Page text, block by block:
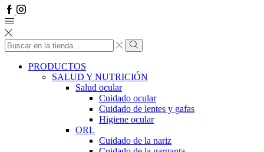
Facebook
Instagram
Search
input
Search
PRODUCTOS
SALUD Y NUTRICIÓN
Salud ocular
Cuidado ocular
Cuidado de lentes y gafas
Higiene ocular
ORL
​​Cuidado de la nariz